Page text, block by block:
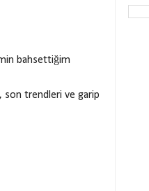
bahsettiğim
son trendleri ve garip